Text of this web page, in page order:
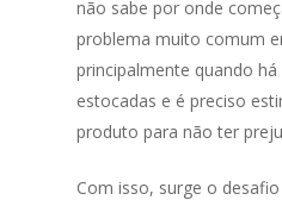
não sabe por onde
problema muito comum
principalmente quando
estocadas e é preciso
produto para não ter
Com isso, surge o